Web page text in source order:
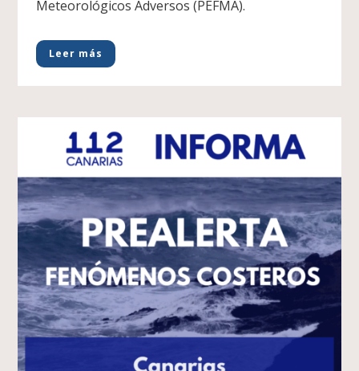
Meteorológicos Adversos (PEFMA).
Leer más